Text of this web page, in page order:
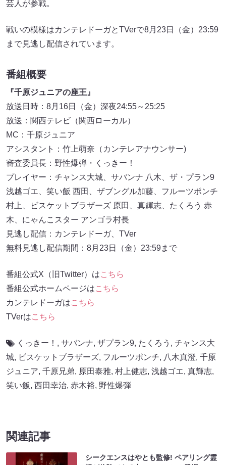
芸人が参戦。
戦いの模様はカンテレドーガとTVerで8月23日（金）23:59
まで見逃し配信されています。
番組概要
『千原ジュニアの座王』
放送日時：8月16日（金）深夜24:55～25:25
放送：関西テレビ（関西ローカル）
MC：千原ジュニア
アシスタント：竹上萌奈（カンテレアナウンサー)
審査委員長：野性爆弾・くっきー！
プレイヤー：チャンス大城、サバンナ 八木、ザ・プラン9
浅越ゴエ、笑い飯 西田、ザブングル加藤、フルーツポンチ
村上、ビスケットブラザーズ 原田、真輝志、たくろう 赤
木、にゃんこスター アンゴラ村長
見逃し配信：カンテレドーガ、TVer
無料見逃し配信期間：8月23日（金）23:59まで
番組公式X（旧Twitter）はこちら
番組公式ホームページはこちら
カンテレドーガはこちら
TVerはこちら
くっきー！ , サバンナ, ザプラン9, たくろう , チャンス大
城, ビスケットブラザーズ, フルーツポンチ, 八木真澄, 千原
ジュニア, 千原兄弟, 原田泰雅, 村上健志, 浅越ゴエ, 真輝志,
笑い飯, 西田幸治, 赤木裕, 野性爆弾
関連記事
シークエンスはやとも監修! ペアリング霊